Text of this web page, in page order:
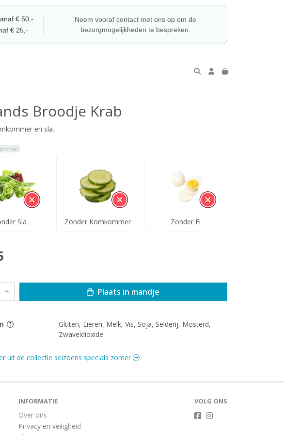
€ 50,-
€ 25,-
Neem vooraf contact met ons op om de
bezorgmogelijkheden te bespreken.
Broodje Krab
en sla.
Sla Zonder Komkommer Zonder Ei
+ Plaats in mandje
Gluten, Eieren, Melk, Vis, Soja, Selderij, Mosterd,
Zwaveldioxide
uit de collectie seizoens specials zomer
INFORMATIE
Over ons
Privacy en veiligheid
VOLG ONS